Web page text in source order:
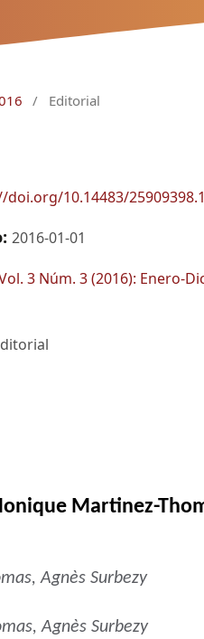
/ Editorial
doi.org/10.14483/
2016-01-01
3 Núm. 3 (2016): Enero-
Martinez-
Agnès Surbezy
Agnès Surbezy